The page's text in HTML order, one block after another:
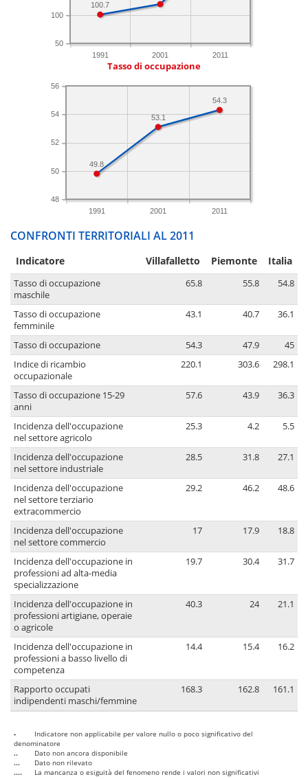
1991 2001 2011
50
100
100.7
Tasso di occupazione
1991 2001 2011
48
50
52
54
56
54.3
53.1
49.8
CONFRONTI TERRITORIALI AL 2011
Indicatore Villafalletto Piemonte Italia
Tasso di occupazione
maschile
65.8 55.8 54.8
Tasso di occupazione
femminile
43.1 40.7 36.1
Tasso di occupazione 54.3 47.9
45
Indice di ricambio
occupazionale
220.1 303.6 298.1
Tasso di occupazione 15-29
anni
57.6 43.9 36.3
Incidenza dell'occupazione
nel settore agricolo
25.3 4.2 5.5
Incidenza dell'occupazione
nel settore industriale
28.5 31.8 27.1
Incidenza dell'occupazione
nel settore terziario
extracommercio
29.2 46.2 48.6
Incidenza dell'occupazione
nel settore commercio
17 17.9 18.8
Incidenza dell'occupazione in
professioni ad alta-media
specializzazione
19.7 30.4 31.7
Incidenza dell'occupazione in
professioni artigiane, operaie
o agricole
40.3 24 21.1
Incidenza dell'occupazione in
professioni a basso livello di
competenza
14.4 15.4 16.2
Rapporto occupati
indipendenti maschi/femmine
168.3 162.8 161.1
-
Indicatore non applicabile per valore nullo o poco significativo del
denominatore
..
Dato non ancora disponibile
...
Dato non rilevato
....
La mancanza o esiguità del fenomeno rende i valori non significativi